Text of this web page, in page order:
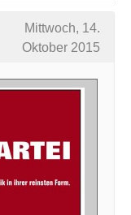
Mittwoch, 14.
Oktober 2015